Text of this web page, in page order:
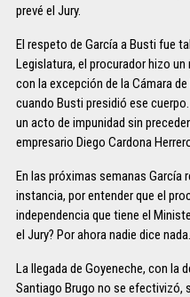
prevé el Jury.
El respeto de García a Busti fue
Legislatura, el procurador hizo
con la excepción de la Cámara
cuando Busti presidió ese
un acto de impunidad sin
empresario Diego Cardona
En las próximas semanas García
instancia, por entender que el
independencia que tiene el
el Jury? Por ahora nadie dice nada.
La llegada de Goyeneche, con la
Santiago Brugo no se efectivizó,